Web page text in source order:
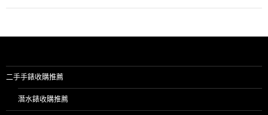
二手手錶收購推薦
潛水錶收購推薦